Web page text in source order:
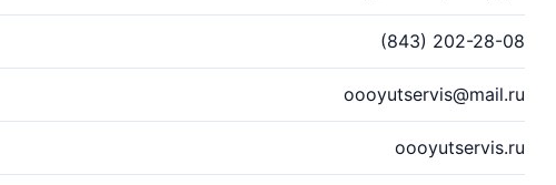
(843) 202-28-08
oooyutservis@mail.ru
oooyutservis.ru